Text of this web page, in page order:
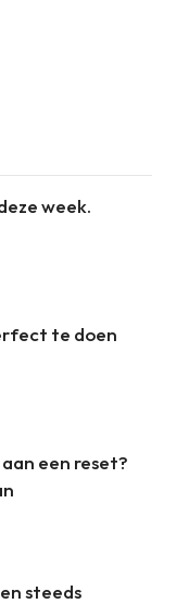
week.
te doen
een reset?
steeds